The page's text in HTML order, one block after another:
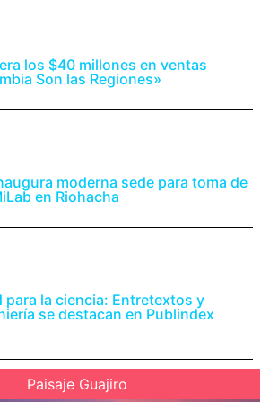
los $40 millones en ventas
Son las Regiones»
moderna sede para toma de
en Riohacha
para la ciencia: Entretextos y
se destacan en Publindex
Paisaje Guajiro